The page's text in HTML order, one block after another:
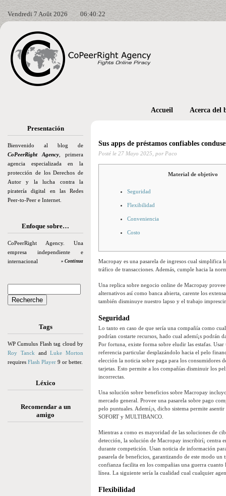
Vendredi 7 Août 2026 06:40:24
Presentación
Bienvenido al blog de
CoPeerRight Agency , primera
agencia especializada en la
protección de los Derechos de
Autor y la lucha contra la
piratería digital en las Redes
Peer-to-Peer e Internet.
Enfoque sobre…
CoPeerRight Agency. Una
empresa independiente e
internacional
» Continua
Tags
WP Cumulus Flash tag cloud by
Roy Tanck andLuke Morton
requires Flash Player 9 or better.
Léxico
Recomendar a un
amigo
Accueil Acerca del
Sus apps de préstamos confiables
Posté le 27 Mayo 2025, por Paco
Material de objetivo
Seguridad
Flexibilidad
Conveniencia
Costo
Macropay es una pasarela de ingresos cual
tráfico de transacciones. Además, cumple hacia la
Una replica sobre negocio online de Macropay
alternativos así­ como banca abierta, carente los
también disminuye nuestro lapso y el trabajo
Seguridad
Lo tanto en caso de que serí­a una compañía como
podrían costarte recursos, hado cual ademí¡s podrán
Por fortuna, existe forma sobre eludir las estafas.
referencia particular desplazándolo hacia el pelo
elección la noticia sobre paga para los consumidores
tarjetas. Esto permite a los compañías disminuir los
incorrectas.
Una solución sobre beneficios sobre Macropay
mercado general. Provee una pasarela sobre pago
pelo puntuales. Ademí¡s, dicho sistema permite
SOFORT y MULTIBANCO.
Mientras a como es mayoridad de las soluciones de
detección, la solución de Macropay inscribirí¡ centra
durante competición. Usan noticia de información
pasarela de beneficios, garantizando de este modo
confianza facilita en los compañias una guerra cuanto
línea. La siguiente sería la cualidad cual cualquier
Flexibilidad